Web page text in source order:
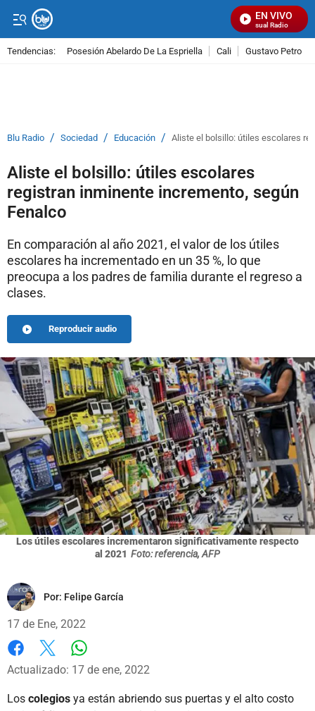
EN VIVO
Señal Visual Radio
Tendencias: Posesión Abelardo De La Espriella Cali Gustavo Petro
Blu Radio / Sociedad / Educación / Aliste el bolsillo: útiles escolares
Aliste el bolsillo: útiles escolares
registran inminente incremento, según
Fenalco
En comparación al año 2021, el valor de los útiles
escolares ha incrementado en un 35 %, lo que
preocupa a los padres de familia durante el regreso a
clases.
Reproducir audio
Los útiles escolares incrementaron significativamente respecto
al 2021 Foto: referencia, AFP
Por: Felipe García
17 de Ene, 2022
Facebook
X
Actualizado: 17 de ene, 2022
Los colegios ya están abriendo sus puertas y el alto costo